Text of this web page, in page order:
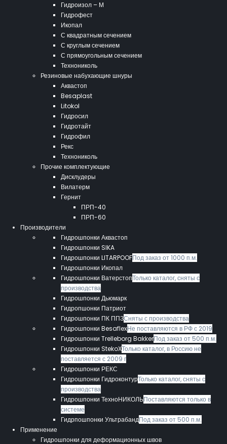
Гидроизол – М
Гидрофест
Икопал
С квадратным сечением
С круглым сечением
С прямоугольным сечением
Технониколь
Резиновые набухающие шнуры
Аквастоп
Besaplast
Litokol
Гидросил
Гидротайт
Гидрофил
Рекс
Технониколь
Прочие комплектующие
Дисклудеры
Вилатерм
Гернит
ПРП-40
ПРП-60
Производители
Гидрошпонки Аквастоп
Гидрошпонки SIKA
Гидрошпонки LITARPOOFПод заказ от 1000 п.м.
Гидрошпонки Икопал
Гидрошпонки ВатерстопТолько каталог, сняты с
производства
Гидрошпонки Дьюмарк
Гидропшонки Патриот
Гидрошпонки ПК ППЗСняты с производства
Гидрошпонки BesaflexНе поставляются в РФ с 2019
Гидрошпонки Trelleborg BakkerПод заказ от 500 п.м.
Гидрошпонки StekoXТолько каталог, в Россию не
поставляется с 2009 г
Гидрошпонки РЕКС
Гидрошпонки ГидроконтурТолько каталог, сняты с
производства
Гидрошпонки ТехноНИКОЛЬПоставляются только в
системе
Гидрпошпонки УльтрабандПод заказ от 500 п.м.
Применение
Гидрошпонки для деформационных швов